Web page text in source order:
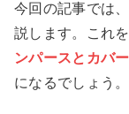
今回の記事では
説します。これ
ンパースとカバ
になるでしょう。